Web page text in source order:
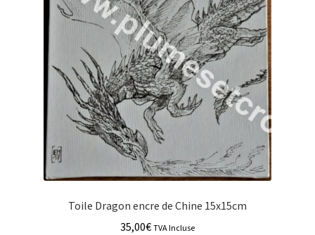
Toile Dragon encre de Chine 15x15cm
35,00€ TVA Incluse